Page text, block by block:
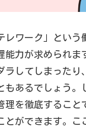
レワーク」という
能力が求められま
ラしてしまったり
もあるでしょう。
理を徹底すること
とができます。こ